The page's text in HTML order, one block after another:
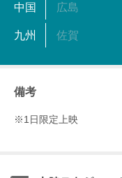
中国 広島
九州 佐賀
備考
※1日限定上映